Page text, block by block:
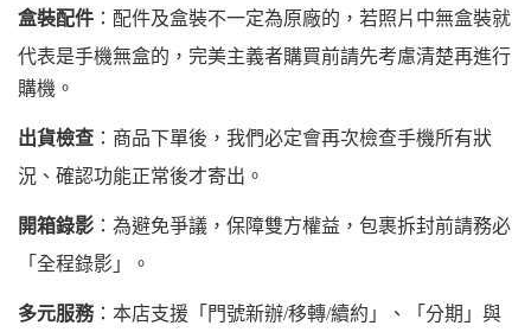
盒裝配件 ：配件及盒裝不一定為原廠的，若照片中無盒裝就
代表是手機無盒的，完美主義者購買前請先考慮清楚再進行
購機。
出貨檢查 ：商品下單後，我們必定會再次檢查手機所有狀
況、確認功能正常後才寄出。
開箱錄影 ：為避免爭議，保障雙方權益，包裹拆封前請務必
「全程錄影」。
多元服務：本店支援「門號新辦/移轉/續約」、「分期」與